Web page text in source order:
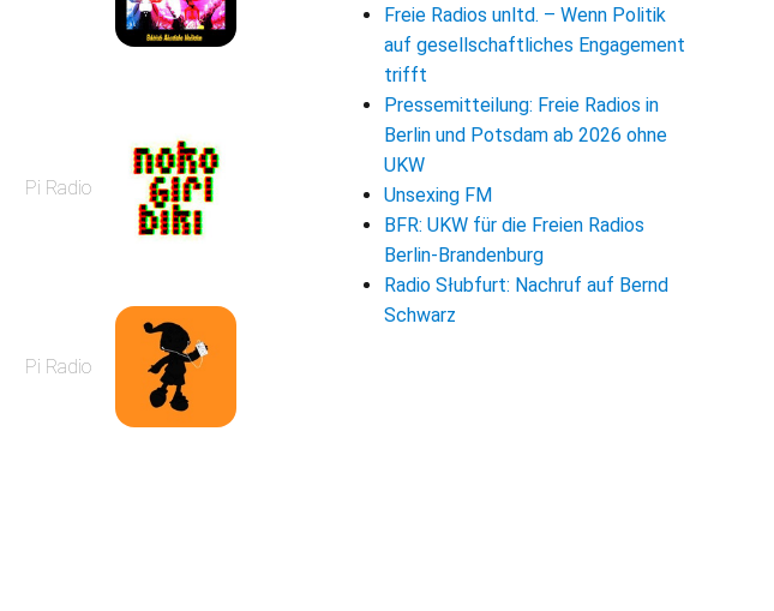
Pi Radio
Pi Radio
Freie Radios unltd. – Wenn Politik
auf gesellschaftliches Engagement
trifft
Pressemitteilung: Freie Radios in
Berlin und Potsdam ab 2026 ohne
UKW
Unsexing FM
BFR: UKW für die Freien Radios
Berlin-Brandenburg
Radio Słubfurt: Nachruf auf Bernd
Schwarz